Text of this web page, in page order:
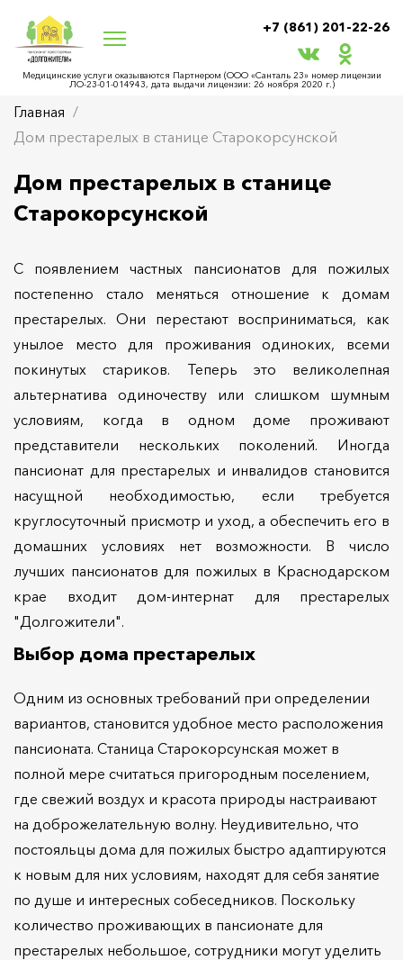
+7 (861) 201-22-26
Медицинские услуги оказываются Партнером (ООО «Санталь 23» номер лицензии
ЛО‑23-01-014943, дата выдачи лицензии: 26 ноября 2020 г.)
Главная
Дом престарелых в станице Старокорсунской
Дом престарелых в станице
Старокорсунской
С появлением частных пансионатов для пожилых
постепенно стало меняться отношение к домам
престарелых. Они перестают восприниматься, как
унылое место для проживания одиноких, всеми
покинутых стариков. Теперь это великолепная
альтернатива одиночеству или слишком шумным
условиям, когда в одном доме проживают
представители нескольких поколений. Иногда
пансионат для престарелых и инвалидов становится
насущной необходимостью, если требуется
круглосуточный присмотр и уход, а обеспечить его в
домашних условиях нет возможности. В число
лучших пансионатов для пожилых в Краснодарском
крае входит дом-интернат для престарелых
"Долгожители".
Выбор дома престарелых
Одним из основных требований при определении
вариантов, становится удобное место расположения
пансионата. Станица Старокорсунская может в
полной мере считаться пригородным поселением,
где свежий воздух и красота природы настраивают
на доброжелательную волну. Неудивительно, что
постояльцы дома для пожилых быстро адаптируются
к новым для них условиям, находят для себя занятие
по душе и интересных собеседников. Поскольку
количество проживающих в пансионате для
престарелых небольшое, сотрудники могут уделить